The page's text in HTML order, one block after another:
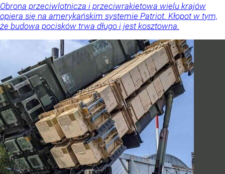
Obrona przeciwlotnicza i przeciwrakietowa wielu krajów
opiera się na amerykańskim systemie Patriot. Kłopot w tym,
że budowa pocisków trwa długo i jest kosztowna.